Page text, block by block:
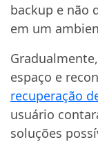
backup e não
em um
espaço e
recuperação
usuário
soluções